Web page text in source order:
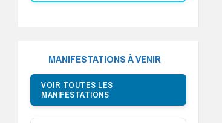
MANIFESTATIONS À VENIR
VOIR TOUTES LES
MANIFESTATIONS